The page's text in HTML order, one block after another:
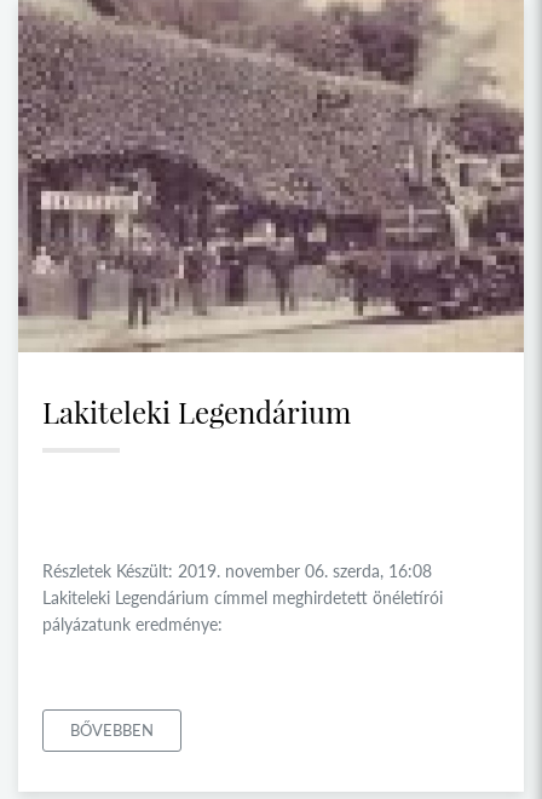
Lakiteleki Legendárium
Részletek Készült: 2019. november 06. szerda, 16:08
Lakiteleki Legendárium címmel meghirdetett önéletírói
pályázatunk eredménye:
BŐVEBBEN